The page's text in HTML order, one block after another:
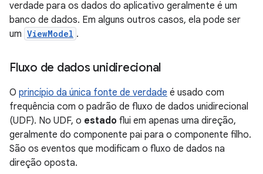
verdade para os dados do aplicativo geralmente é um
banco de dados. Em alguns outros casos, ela pode ser
um ViewModel .
Fluxo de dados unidirecional
O princípio da única fonte de verdade é usado com
frequência com o padrão de fluxo de dados unidirecional
(UDF). No UDF, o estado flui em apenas uma direção,
geralmente do componente pai para o componente filho.
São os eventos que modificam o fluxo de dados na
direção oposta.